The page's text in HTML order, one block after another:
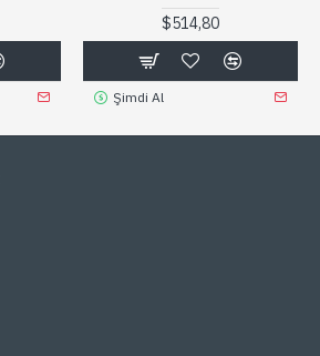
$514,80
Şimdi Al